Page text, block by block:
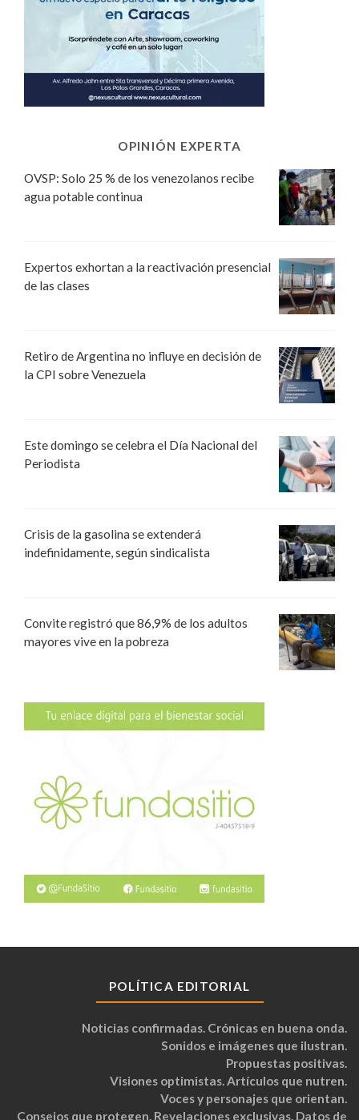
OPINIÓN EXPERTA
OVSP: Solo 25 % de los venezolanos recibe
agua potable continua
Expertos exhortan a la reactivación presencial
de las clases
Retiro de Argentina no influye en decisión de
la CPI sobre Venezuela
Este domingo se celebra el Día Nacional del
Periodista
Crisis de la gasolina se extenderá
indefinidamente, según sindicalista
Convite registró que 86,9% de los adultos
mayores vive en la pobreza
POLÍTICA EDITORIAL
Noticias confirmadas. Crónicas en buena onda.
Sonidos e imágenes que ilustran.
Propuestas positivas.
Visiones optimistas. Artículos que nutren.
Voces y personajes que orientan.
Consejos que protegen. Revelaciones exclusivas. Datos de